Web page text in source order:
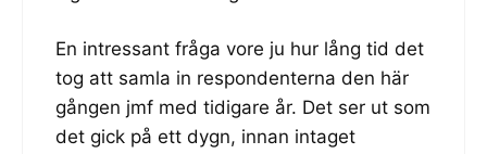
En intressant fråga vore ju hur lång tid det
tog att samla in respondenterna den här
gången jmf med tidigare år. Det ser ut som
det gick på ett dygn, innan intaget